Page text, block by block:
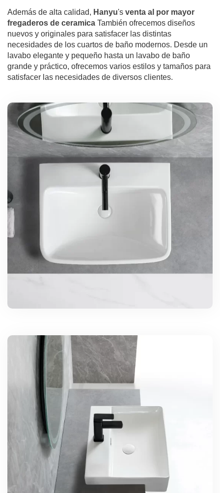
Además de alta calidad, Hanyu's venta al por mayor
fregaderos de ceramica También ofrecemos diseños
nuevos y originales para satisfacer las distintas
necesidades de los cuartos de baño modernos. Desde un
lavabo elegante y pequeño hasta un lavabo de baño
grande y práctico, ofrecemos varios estilos y tamaños para
satisfacer las necesidades de diversos clientes.